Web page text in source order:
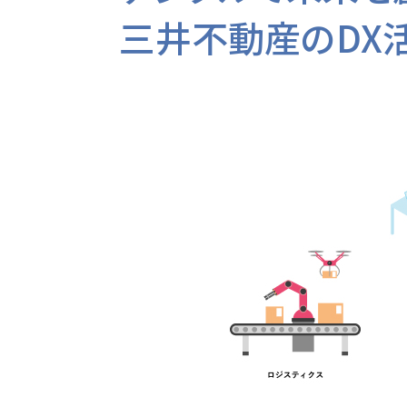
三井不動産のDX